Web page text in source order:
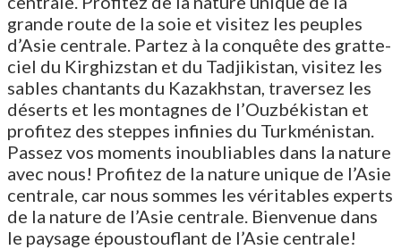
grande route de la soie et visitez les peuples
d’Asie centrale. Partez à la conquête des gratte-
ciel du Kirghizstan et du Tadjikistan, visitez les
sables chantants du Kazakhstan, traversez les
déserts et les montagnes de l’Ouzbékistan et
profitez des steppes infinies du Turkménistan.
Passez vos moments inoubliables dans la nature
avec nous! Profitez de la nature unique de l’Asie
centrale, car nous sommes les véritables experts
de la nature de l’Asie centrale. Bienvenue dans
le paysage époustouflant de l’Asie centrale!